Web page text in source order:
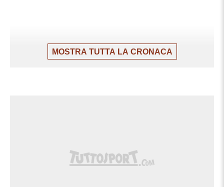
MOSTRA TUTTA LA CRONACA